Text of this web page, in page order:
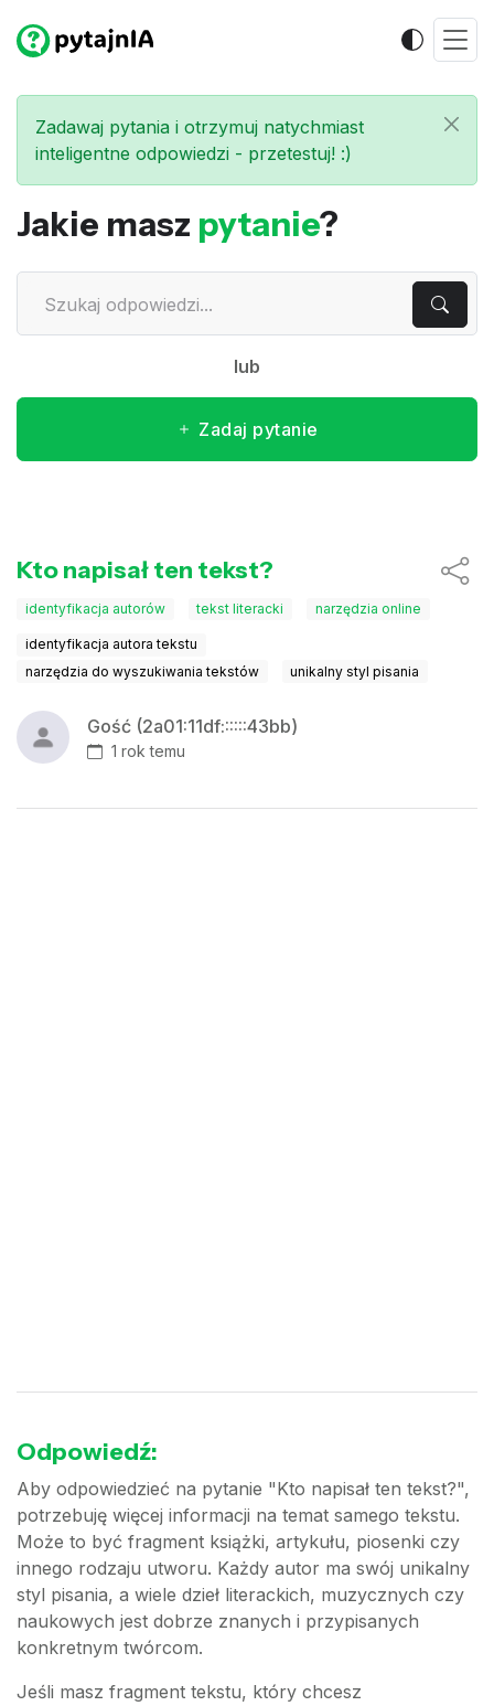
Zadawaj pytania i otrzymuj natychmiast
inteligentne odpowiedzi - przetestuj! :)
Jakie masz pytanie?
lub
Zadaj pytanie
Kto napisał ten tekst?
identyfikacja autorów tekst literacki narzędzia online
identyfikacja autora tekstu
narzędzia do wyszukiwania tekstów
unikalny styl pisania
Gość (2a01:11df::::::43bb)
1 rok temu
Odpowiedź:
Aby odpowiedzieć na pytanie "Kto napisał ten tekst?",
potrzebuję więcej informacji na temat samego tekstu.
Może to być fragment książki, artykułu, piosenki czy
innego rodzaju utworu. Każdy autor ma swój unikalny
styl pisania, a wiele dzieł literackich, muzycznych czy
naukowych jest dobrze znanych i przypisanych
konkretnym twórcom.
Jeśli masz fragment tekstu, który chcesz